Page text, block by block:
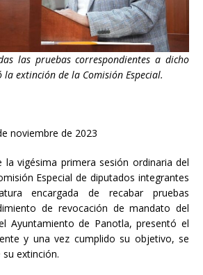
las pruebas correspondientes a dicho
la extinción de la Comisión Especial.
noviembre de 2023
la vigésima primera sesión ordinaria del
Especial de diputados integrantes
encargada de recabar pruebas
de revocación de mandato del
Ayuntamiento de Panotla, presentó el
y una vez cumplido su objetivo, se
extinción.